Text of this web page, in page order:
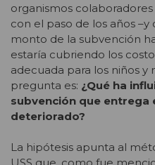
organismos
con el paso de los años
monto de la subvención
estaría cubriendo los
adecuada para los niños y
pregunta es: ¿Qué ha
subvención que entrega
deteriorado?
La hipótesis apunta al